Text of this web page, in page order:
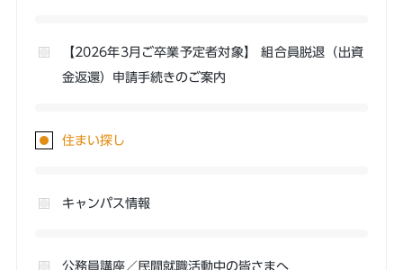
【2026年3月ご卒業予定者対象】 組合員脱退（出資
金返還）申請手続きのご案内
住まい探し
キャンパス情報
公務員講座／民間就職活動中の皆さまへ